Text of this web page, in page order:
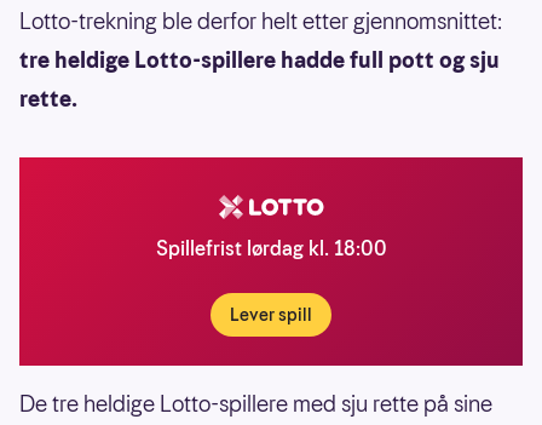
Lotto-trekning ble derfor helt etter gjennomsnittet:
tre heldige Lotto-spillere hadde full pott og sju
rette.
Spillefrist lørdag kl. 18:00
Lever spill
De tre heldige Lotto-spillere med sju rette på sine